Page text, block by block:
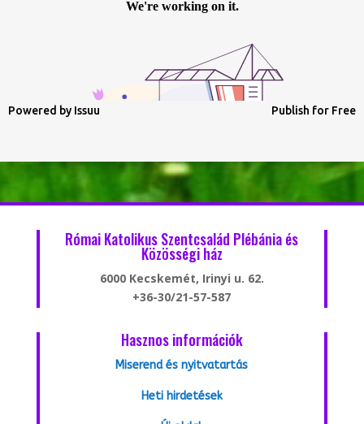
Powered by Issuu Publish for Free
Római Katolikus Szentcsalád Plébánia és
Közösségi ház
6000 Kecskemét, Irinyi u. 62.
+36-30/21-57-587
Hasznos információk
Miserend és nyitvatartás
Heti hirdetések